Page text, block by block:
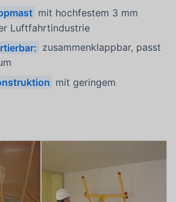
mit hochfestem 3 mm
Luftfahrtindustrie
zusammenklappbar, passt
mit geringem